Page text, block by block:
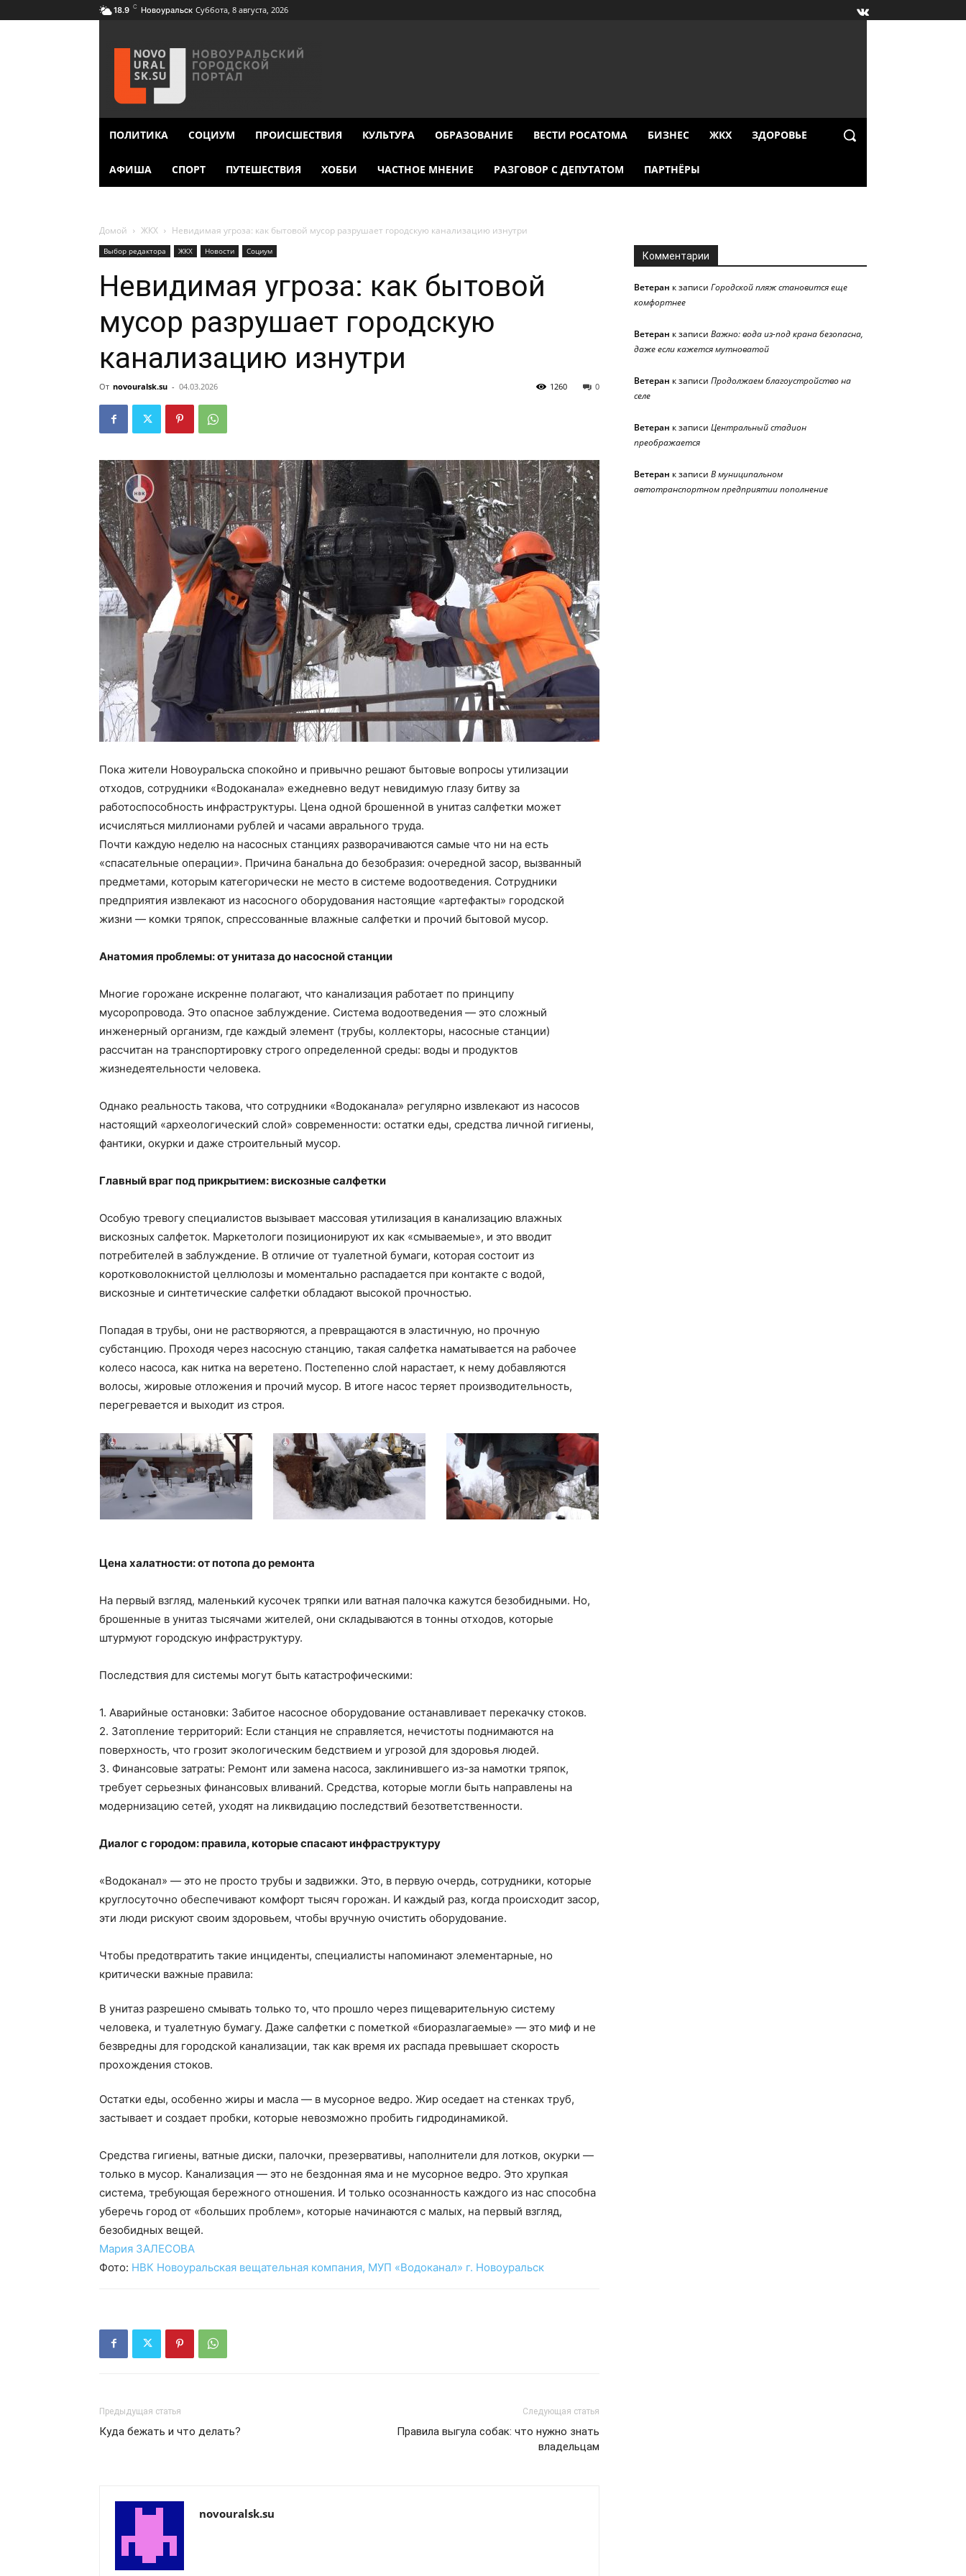
18.9 C Новоуральск Суббота, 8 августа, 2026
ПОЛИТИКА СОЦИУМ ПРОИСШЕСТВИЯ КУЛЬТУРА ОБРАЗОВАНИЕ ВЕСТИ РОСАТОМА БИЗНЕС ЖКХ ЗДОРОВЬЕ
АФИША СПОРТ ПУТЕШЕСТВИЯ ХОББИ ЧАСТНОЕ МНЕНИЕ РАЗГОВОР С ДЕПУТАТОМ ПАРТНЁРЫ
Домой ЖКХ Невидимая угроза: как бытовой мусор разрушает городскую канализацию изнутри
Выбор редактора ЖКХ Новости Социум
Невидимая угроза: как бытовой
мусор разрушает городскую
канализацию изнутри
От novouralsk.su - 04.03.2026 0
1260
Пока жители Новоуральска спокойно и привычно решают бытовые вопросы утилизации
отходов, сотрудники «Водоканала» ежедневно ведут невидимую глазу битву за
работоспособность инфраструктуры. Цена одной брошенной в унитаз салфетки может
исчисляться миллионами рублей и часами аврального труда.
Почти каждую неделю на насосных станциях разворачиваются самые что ни на есть
«спасательные операции». Причина банальна до безобразия: очередной засор, вызванный
предметами, которым категорически не место в системе водоотведения. Сотрудники
предприятия извлекают из насосного оборудования настоящие «артефакты» городской
жизни — комки тряпок, спрессованные влажные салфетки и прочий бытовой мусор.
Анатомия проблемы: от унитаза до насосной станции
Многие горожане искренне полагают, что канализация работает по принципу
мусоропровода. Это опасное заблуждение. Система водоотведения — это сложный
инженерный организм, где каждый элемент (трубы, коллекторы, насосные станции)
рассчитан на транспортировку строго определенной среды: воды и продуктов
жизнедеятельности человека.
Однако реальность такова, что сотрудники «Водоканала» регулярно извлекают из насосов
настоящий «археологический слой» современности: остатки еды, средства личной гигиены,
фантики, окурки и даже строительный мусор.
Главный враг под прикрытием: вискозные салфетки
Особую тревогу специалистов вызывает массовая утилизация в канализацию влажных
вискозных салфеток. Маркетологи позиционируют их как «смываемые», и это вводит
потребителей в заблуждение. В отличие от туалетной бумаги, которая состоит из
коротковолокнистой целлюлозы и моментально распадается при контакте с водой,
вискозные и синтетические салфетки обладают высокой прочностью.
Попадая в трубы, они не растворяются, а превращаются в эластичную, но прочную
субстанцию. Проходя через насосную станцию, такая салфетка наматывается на рабочее
колесо насоса, как нитка на веретено. Постепенно слой нарастает, к нему добавляются
волосы, жировые отложения и прочий мусор. В итоге насос теряет производительность,
перегревается и выходит из строя.
Цена халатности: от потопа до ремонта
На первый взгляд, маленький кусочек тряпки или ватная палочка кажутся безобидными. Но,
брошенные в унитаз тысячами жителей, они складываются в тонны отходов, которые
штурмуют городскую инфраструктуру.
Последствия для системы могут быть катастрофическими:
1. Аварийные остановки: Забитое насосное оборудование останавливает перекачку стоков.
2. Затопление территорий: Если станция не справляется, нечистоты поднимаются на
поверхность, что грозит экологическим бедствием и угрозой для здоровья людей.
3. Финансовые затраты: Ремонт или замена насоса, заклинившего из-за намотки тряпок,
требует серьезных финансовых вливаний. Средства, которые могли быть направлены на
модернизацию сетей, уходят на ликвидацию последствий безответственности.
Диалог с городом: правила, которые спасают инфраструктуру
«Водоканал» — это не просто трубы и задвижки. Это, в первую очердь, сотрудники, которые
круглосуточно обеспечивают комфорт тысяч горожан. И каждый раз, когда происходит засор,
эти люди рискуют своим здоровьем, чтобы вручную очистить оборудование.
Чтобы предотвратить такие инциденты, специалисты напоминают элементарные, но
критически важные правила:
В унитаз разрешено смывать только то, что прошло через пищеварительную систему
человека, и туалетную бумагу. Даже салфетки с пометкой «биоразлагаемые» — это миф и не
безвредны для городской канализации, так как время их распада превышает скорость
прохождения стоков.
Остатки еды, особенно жиры и масла — в мусорное ведро. Жир оседает на стенках труб,
застывает и создает пробки, которые невозможно пробить гидродинамикой.
Средства гигиены, ватные диски, палочки, презервативы, наполнители для лотков, окурки —
только в мусор. Канализация — это не бездонная яма и не мусорное ведро. Это хрупкая
система, требующая бережного отношения. И только осознанность каждого из нас способна
уберечь город от «больших проблем», которые начинаются с малых, на первый взгляд,
безобидных вещей.
Мария ЗАЛЕСОВА
Фото: НВК Новоуральская вещательная компания, МУП «Водоканал» г. Новоуральск
Предыдущая статья
Куда бежать и что делать?
Следующая статья
Правила выгула собак: что нужно знать
владельцам
novouralsk.su
Комментарии
Ветеран к записи Городской пляж становится еще
комфортнее
Ветеран к записи Важно: вода из-под крана безопасна,
даже если кажется мутноватой
Ветеран к записи Продолжаем благоустройство на
селе
Ветеран к записи Центральный стадион
преображается
Ветеран к записи В муниципальном
автотранспортном предприятии пополнение